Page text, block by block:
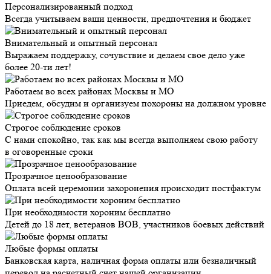
Персонализированный подход
Всегда учитываем ваши ценности, предпочтения и бюджет
Внимательный и опытный персонал
Выражаем поддержку, сочувствие и делаем свое дело уже
более 20-ти лет!
Работаем во всех районах Москвы и МО
Приедем, обсудим и организуем похороны на должном уровне
Строгое соблюдение сроков
С нами спокойно, так как мы всегда выполняем свою работу
в оговоренные сроки
Прозрачное ценообразование
Оплата всей церемонии захоронения происходит постфактум
При необходимости хороним бесплатно
Детей до 18 лет, ветеранов ВОВ, участников боевых действий
Любые формы оплаты
Банковская карта, наличная форма оплаты или безналичный